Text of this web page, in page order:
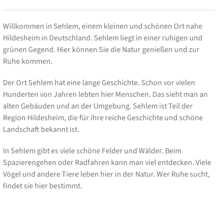
Willkommen in Sehlem, einem kleinen und schönen Ort nahe
Hildesheim in Deutschland. Sehlem liegt in einer ruhigen und
grünen Gegend. Hier können Sie die Natur genießen und zur
Ruhe kommen.
Der Ort Sehlem hat eine lange Geschichte. Schon vor vielen
Hunderten von Jahren lebten hier Menschen. Das sieht man an
alten Gebäuden und an der Umgebung. Sehlem ist Teil der
Region Hildesheim, die für ihre reiche Geschichte und schöne
Landschaft bekannt ist.
In Sehlem gibt es viele schöne Felder und Wälder. Beim
Spazierengehen oder Radfahren kann man viel entdecken. Viele
Vögel und andere Tiere leben hier in der Natur. Wer Ruhe sucht,
findet sie hier bestimmt.